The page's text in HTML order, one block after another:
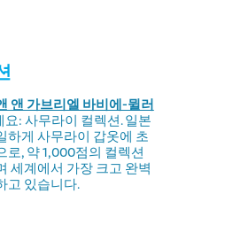
앤 가브리엘 바비에-뮐러
: 사무라이 컬렉션. 일본
하게 사무라이 갑옷에 초
로, 약 1,000점의 컬렉션
세계에서 가장 크고 완벽
고 있습니다.